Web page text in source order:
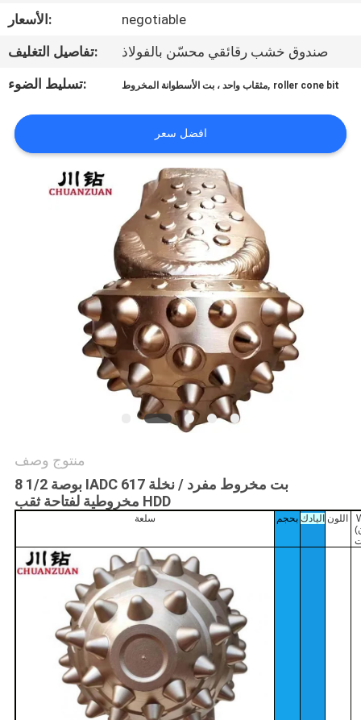
مراقبة
الجودة
اتصل
بنا
اقتباس
الأسعار:
negotiable
تفاصيل التغليف:
صندوق خشب رقائقي محسّن بالفولاذ
تسليط الضوء:
مثقاب واحد ، بت الأسطوانة المخروط, roller cone bit
افضل سعر
منتوج وصف
8 1/2 بوصة IADC 617 بت مخروط مفرد / نخلة
مخروطية لفتاحة ثقب HDD
سلعة بحجم اليادك اللون
(الوزن